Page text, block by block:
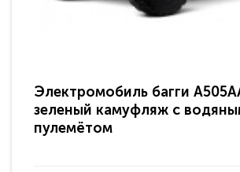
Электромобиль багги
зеленый камуфляж с
пулемётом